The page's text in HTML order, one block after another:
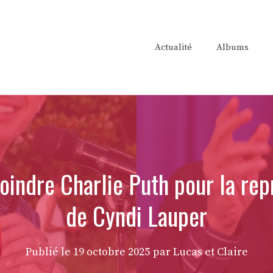
Actualité Albums
Charlie Puth pour la
de Cyndi Lauper
Publié le 19 octobre 2025 par Lucas et Claire